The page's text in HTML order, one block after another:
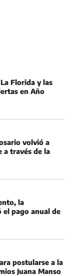
Florida y las
en Año
volvió a
a través de la
la
pago anual de
postularse a la
Juana Manso